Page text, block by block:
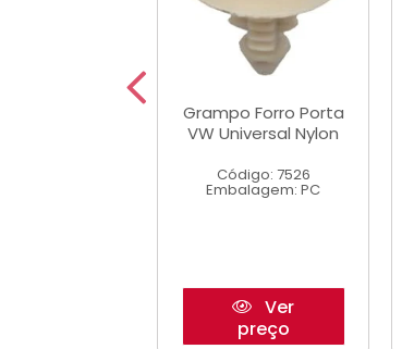
Grampo Forro Porta
VW Universal Nylon
Código: 7526
Embalagem: PC
Ver
preço